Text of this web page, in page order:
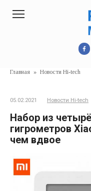
Главная » Новости Hi-tech
05.02.2021 Новости Hi-tech
Набор из
гигрометров
чем вдвое